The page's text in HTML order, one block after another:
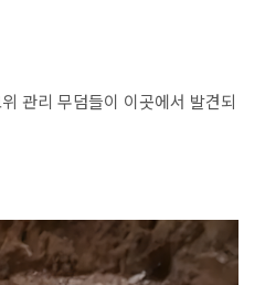
관리 무덤들이 이곳에서 발견되